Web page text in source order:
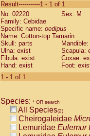
CebidaeSaguinus
Cebidae Saguinus
Cebidae
CebidaeSaguinus
Cebidae Saguinus
Cebidae Saguinus
Cebidae Saguinus
Cebidae Saguinus
Cebidae
CebidaeCebus
CebidaeCebus
CebidaeCebus spp.
CebidaeSaimiri
Result-----------1 - 1 of 1
No: 02220
Sex: M
Family: Cebidae
Specific name: oedipus
Name: Cotton-top Tamarin
Skull: parts
Ulna: exist
Scapula:
Fibula: exist
Coxae:
Hand: exist
Foot:
1 - 1 of 1
Species: * OR search
All Species(2)
Cheirogaleidae
Lemuridae Eulemur